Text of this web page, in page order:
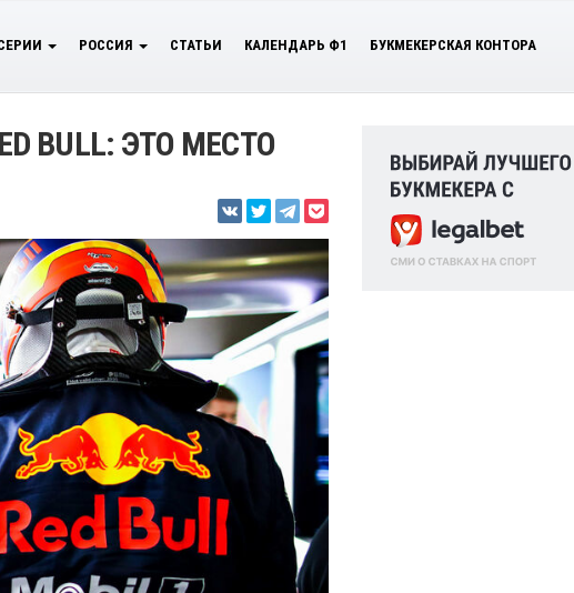
РОССИЯ СТАТЬИ КАЛЕНДАРЬ Ф1 БУКМЕКЕРСКАЯ КОНТОРА
BULL: ЭТО МЕСТО